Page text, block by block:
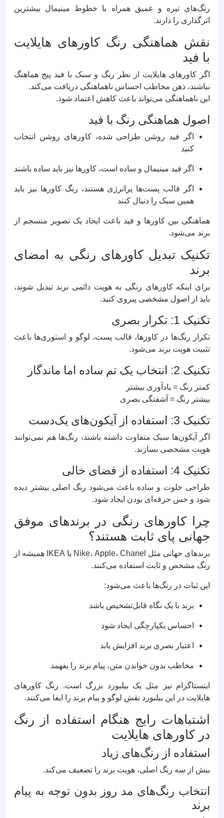
رنگ‌های تیره و عمیق همراه با خطوط مینیمال بیشترین
اثرگذاری را دارند.
نقش هماهنگی رنگ کاورهای هایلایت
با فید
اگر کاورهای هایلایت از نظر رنگ و سبک با فید پیج هماهنگ
نباشند، ذهن مخاطب احساس ناهماهنگی دریافت می‌کند.
این ناهماهنگی می‌تواند باعث کاهش اعتماد شود.
اصول هماهنگی رنگ با فید
اگر فید روشن طراحی شده، کاورهای روشن انتخاب
کنید
اگر فید مینیمال و ساده است، کاورها نیز باید ساده باشند
اگر قالب پست‌ها پرانرژی هستند، رنگ کاورها نیز باید
همین سبک را دنبال کنند
هماهنگی بین کاورها و فید باعث ایجاد یک تصویر منسجم از
برند می‌شود.
تکنیک تبدیل کاورهای رنگی به امضای
برند
برای اینکه کاورهای رنگی به هویت دائمی برند تبدیل شوند،
باید از اصول مشخصی پیروی کنید.
تکنیک 1: تکرار بصری
تکرار رنگ‌ها در کاورها، قالب پست، لوگو و استوری‌ها باعث
تثبیت هویت برند می‌شود.
تکنیک 2: انتخاب یک تم ساده اما ماندگار
کمتر رنگ = یادآوری بیشتر
بیشتر رنگ = آشفتگی بصری
تکنیک 3: استفاده از آیکون‌های یک‌دست
اگر آیکون‌ها سبک متفاوت داشته باشند، رنگ‌ها هم نمی‌توانند
هویت مشخصی بسازند.
تکنیک 4: استفاده از فضای خالی
طراحی خلوت و ساده باعث می‌شود رنگ اصلی بیشتر دیده
شود و حس حرفه‌ای بودن ایجاد شود.
چرا کاورهای رنگی در برندهای موفق
جهانی پای ثابت هستند؟
برندهای جهانی مثل Nike، Apple، Chanel یا IKEA همیشه از
رنگ مشخص و ثابت استفاده می‌کنند.
این ثبات در رنگ‌ها باعث می‌شود:
برند با یک نگاه قابل‌تشخیص باشد
احساس یکپارچگی ایجاد شود
اعتبار بصری برند افزایش یابد
مخاطب بدون خواندن متن، پیام برند را بفهمد
اینستاگرام نیز مثل یک بیلبورد بزرگ است. رنگ کاورهای
هایلایت در این بیلبورد نقش لوگو و پیام برند را ایفا می‌کنند.
اشتباهات رایج هنگام استفاده از رنگ
در کاورهای هایلایت
استفاده از رنگ‌های زیاد
بیش از سه رنگ اصلی، هویت برند را تضعیف می‌کند.
انتخاب رنگ‌های مد روز بدون توجه به پیام
برند